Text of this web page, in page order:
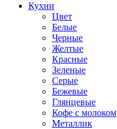
Кухни
Цвет
Белые
Черные
Желтые
Красные
Зеленые
Серые
Бежевые
Глянцевые
Кофе с молоком
Металлик